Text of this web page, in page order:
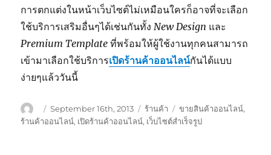
การตกแต่งในหน้าเว็บไซต์ไม่เหมือนใครก็อาจที่จะเลือก
ใช้บริการเสริมอื่นๆได้เช่นกันทั้งNew Design และ
Premium Template ที่พร้อมให้ผู้ใช้งานทุกคนสามารถ
เข้ามาเลือกใช้บริการเปิดร้านค้าออนไลน์กันได้แบบ
ง่ายๆแล้ววันนี้
Author
Posted
on
September 16th, 2013 Categories
ร้านค้า Tags
ขายสินค้าออนไลน์,
ร้านค้าออนไลน์, เปิดร้านค้าออนไลน์, เว็บไซต์สำเร็จรูป